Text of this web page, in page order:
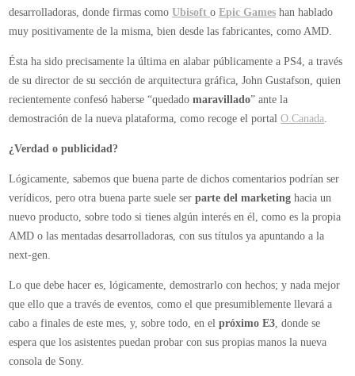
desarrolladoras, donde firmas comoUbisoft oEpic Games han hablado
muy positivamente de la misma, bien desde las fabricantes, como AMD.
Ésta ha sido precisamente la última en alabar públicamente a PS4, a través
de su director de su sección de arquitectura gráfica, John Gustafson, quien
recientemente confesó haberse “quedado maravillado” ante la
demostración de la nueva plataforma, como recoge el portalO.Canada.
¿Verdad o publicidad?
Lógicamente, sabemos que buena parte de dichos comentarios podrían ser
verídicos, pero otra buena parte suele serparte del marketing hacia un
nuevo producto, sobre todo si tienes algún interés en él, como es la propia
AMD o las mentadas desarrolladoras, con sus títulos ya apuntando a la
next-gen.
Lo que debe hacer es, lógicamente, demostrarlo con hechos; y nada mejor
que ello que a través de eventos, como el que presumiblemente llevará a
cabo a finales de este mes, y, sobre todo, en elpróximo E3, donde se
espera que los asistentes puedan probar con sus propias manos la nueva
consola de Sony.